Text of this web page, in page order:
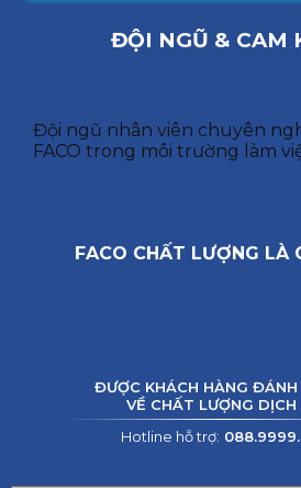
ĐỘI NGŨ & CAM
Đội ngũ nhân viên chuyên
FACO trong môi trường làm
FACO CHẤT LƯỢNG LÀ
ĐƯỢC KHÁCH HÀNG ĐÁNH
VỀ CHẤT LƯỢNG DỊCH
Hotline hỗ trợ: